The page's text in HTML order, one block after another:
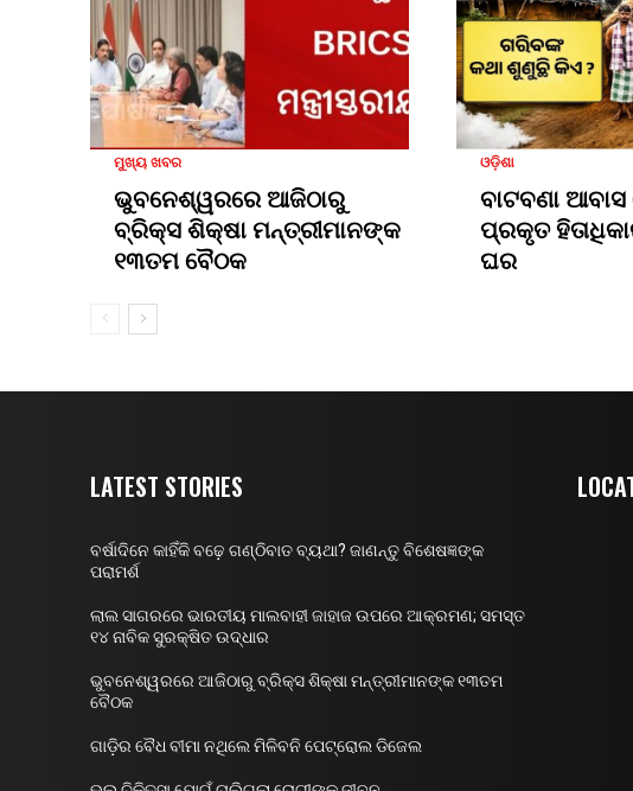
ମୁଖ୍ୟ ଖବର
ଭୁବନେଶ୍ୱରରେ ଆଜିଠାରୁ
ବ୍ରିକ୍ସ ଶିକ୍ଷା ମନ୍ତ୍ରୀମାନଙ୍କ
୧୩ତମ ବୈଠକ
ଓଡ଼ିଶା
ବାଟବଣା
ପ୍ରକୃତ
ଘର
LATEST STORIES
ବର୍ଷାଦିନେ କାହିଁକି ବଢ଼େ ଗଣ୍ଠିବାତ ବ୍ୟଥା? ଜାଣନ୍ତୁ ବିଶେଷଜ୍ଞଙ୍କ
ପରାମର୍ଶ
ଲାଲ ସାଗରରେ ଭାରତୀୟ ମାଲବାହୀ ଜାହାଜ ଉପରେ ଆକ୍ରମଣ; ସମସ୍ତ
୧୪ ନାବିକ ସୁରକ୍ଷିତ ଉଦ୍ଧାର
ଭୁବନେଶ୍ୱରରେ ଆଜିଠାରୁ ବ୍ରିକ୍ସ ଶିକ୍ଷା ମନ୍ତ୍ରୀମାନଙ୍କ ୧୩ତମ
ବୈଠକ
ଗାଡ଼ିର ବୈଧ ବୀମା ନଥିଲେ ମିଳିବନି ପେଟ୍ରୋଲ ଡିଜେଲ